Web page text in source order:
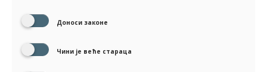
Доноси законе
Чини је веће стараца